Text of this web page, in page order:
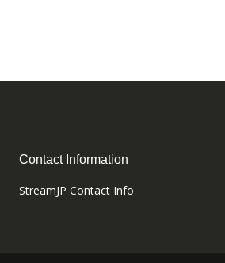
Contact Information
StreamJP Contact Info